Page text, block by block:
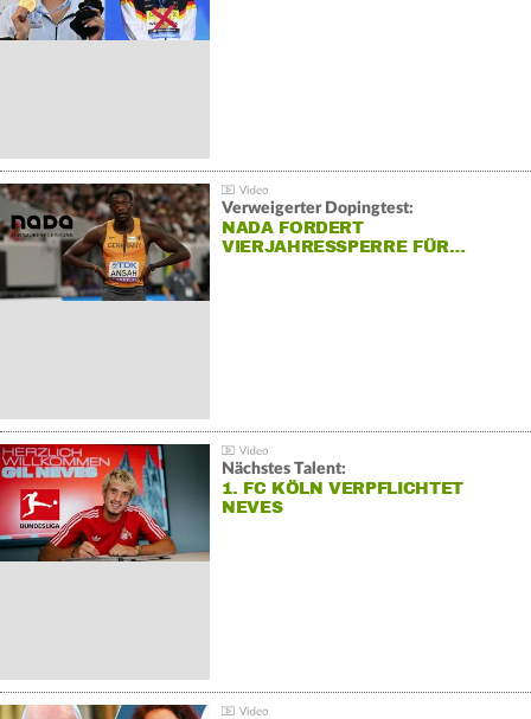
Verweigerter Dopingtest:
NADA FORDERT
VIERJAHRESSPERRE FÜR…
Nächstes Talent:
1. FC KÖLN VERPFLICHTET
NEVES